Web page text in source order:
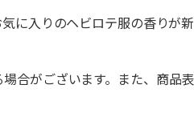
に入りのヘビロテ服の香りが
がございます。また、商品